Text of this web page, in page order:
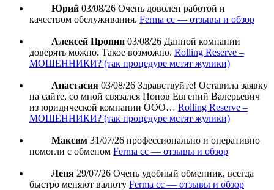
Юрий 03/08/26 Очень доволен работой и
качеством обслуживания. Ferma cc — отзывы и обзор
Алексей Пронин 03/08/26 Данной компании
доверять можно. Такое возможно. Rolling Reserve –
МОШЕННИКИ? (так процедуре мстят жулики)
Анастасия 03/08/26 Здравствуйте! Оставила заявку
на сайте, со мной связался Попов Евгений Валерьевич
из юридической компании ООО… Rolling Reserve –
МОШЕННИКИ? (так процедуре мстят жулики)
Максим 31/07/26 профессионально и оперативно
помогли с обменом Ferma cc — отзывы и обзор
Леня 29/07/26 Очень удобный обменник, всегда
быстро меняют валюту Ferma cc — отзывы и обзор